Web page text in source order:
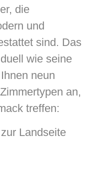
die
und
sind. Das
wie seine
neun
an,
treffen:
Landseite